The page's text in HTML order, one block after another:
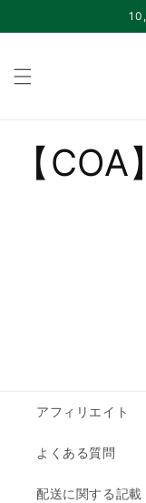
進む
【
アフィリエイト
よくある質問
配送に関する記載